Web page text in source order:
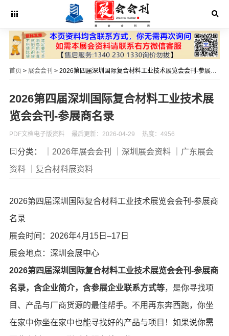
首页 > 展会会刊 > 2026第四届深圳国际复合材料工业技术展览会会刊-参展商名录
2026第四届深圳国际复合材料工业技术展
览会会刊-参展商名录
PDF文档电子版资料 最后更新：2026-04-29 热度：4956
分类： ｜2026年展会会刊 ｜深圳展会资料
｜广东展会
资料
｜复合材料展资料
2026第四届深圳国际复合材料工业技术展览会会刊-参展商
名录
展会时间：2026年4月15日–17日
展会地点：深圳会展中心
2026第四届深圳国际复合材料工业技术展览会会刊-参展商
名录，含企业简介，含参展企业联系方式等，是你寻找项
目、产品与厂商货源的最佳帮手。不用再东奔西跑，你坐
在家中你坐在家中也能寻找好的产品与项目！如果说你需